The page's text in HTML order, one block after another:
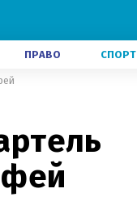
ПРАВО СПОРТ